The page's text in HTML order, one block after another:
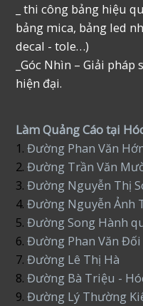
_ thi công bảng hiệu
bảng mica, bảng led
decal - tole…)
_Góc Nhìn – Giải
hiện đại.
Làm Quảng Cáo tại
1.Đường Phan Văn
2.Đường Trần Văn
3.Đường Nguyễn Thị
4. Đường Nguyễn Ảnh
5.Đường Song Hành
6.Đường Phan Văn Đối
7. Đường Lê Thị Hà
8.Đường Bà Triệu -
9.Đường Lý Thường